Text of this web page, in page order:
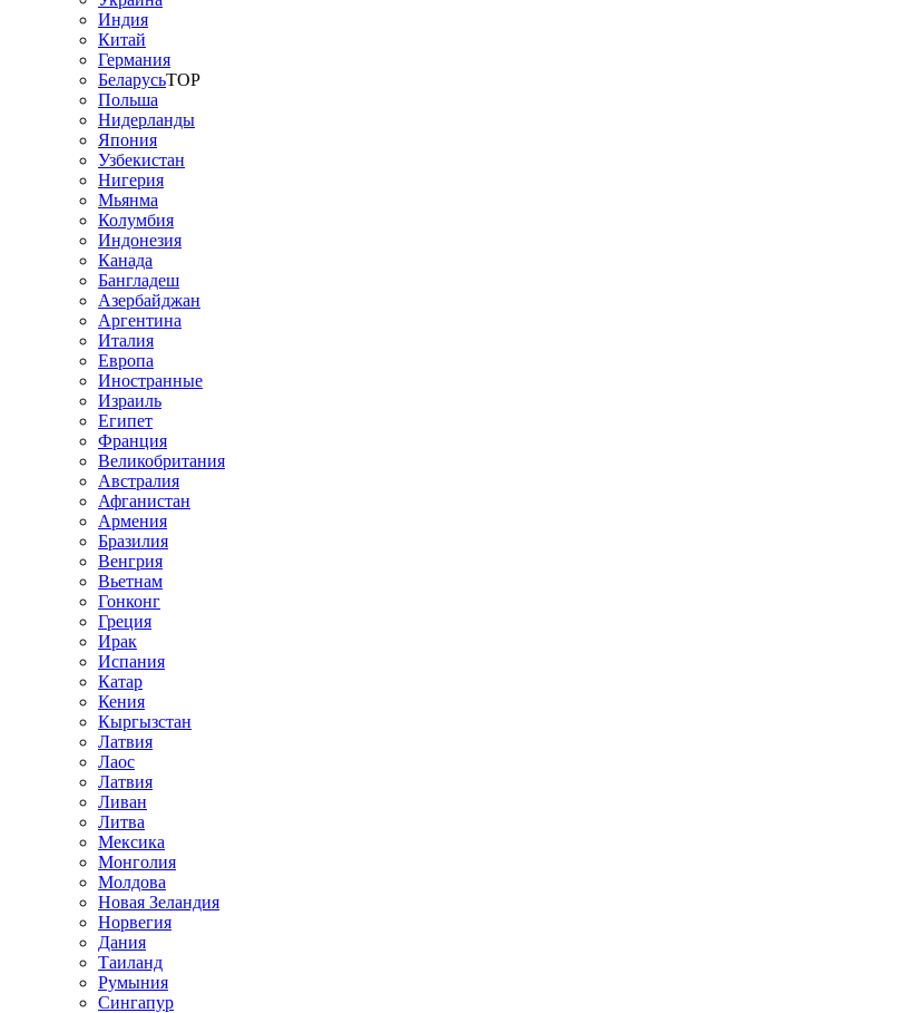
Индия
Китай
Германия
БеларусьTOP
Польша
Нидерланды
Япония
Узбекистан
Нигерия
Мьянма
Колумбия
Индонезия
Канада
Бангладеш
Азербайджан
Аргентина
Италия
Европа
Иностранные
Израиль
Египет
Франция
Великобритания
Австралия
Афганистан
Армения
Бразилия
Венгрия
Вьетнам
Гонконг
Греция
Ирак
Испания
Катар
Кения
Кыргызстан
Латвия
Лаос
Латвия
Ливан
Литва
Мексика
Монголия
Молдова
Новая Зеландия
Норвегия
Дания
Таиланд
Румыния
Сингапур